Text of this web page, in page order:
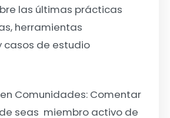
las últimas prácticas
herramientas
casos de estudio
Comunidades: Comentar
seas miembro activo de